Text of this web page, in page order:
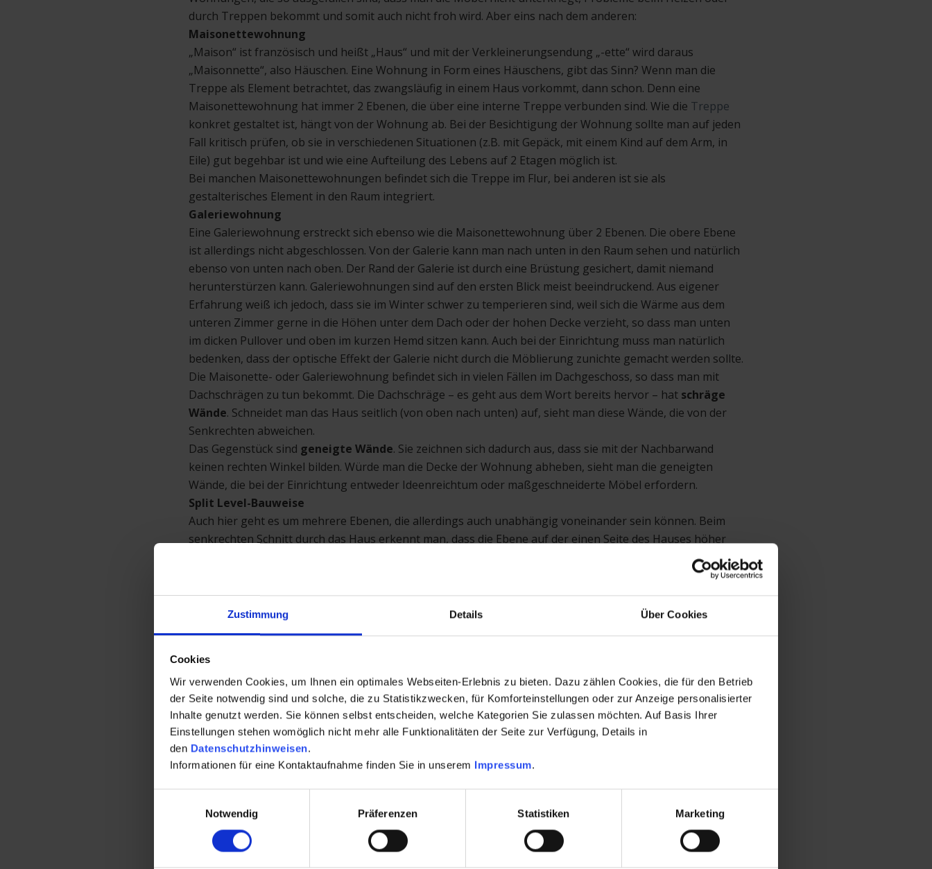
Zustimmung Details Über Cookies
Cookies
Wir verwenden Cookies, um Ihnen ein optimales Webseiten-Erlebnis zu bieten. Dazu zählen Cookies, die für den Betrieb
der Seite notwendig sind und solche, die zu Statistikzwecken, für Komforteinstellungen oder zur Anzeige personalisierter
Inhalte genutzt werden. Sie können selbst entscheiden, welche Kategorien Sie zulassen möchten. Auf Basis Ihrer
Einstellungen stehen womöglich nicht mehr alle Funktionalitäten der Seite zur Verfügung, Details in
den Datenschutzhinweisen.
Informationen für eine Kontaktaufnahme finden Sie in unserem Impressum.
Notwendig
Präferenzen Statistiken Marketing
durch Treppen bekommt und somit auch nicht froh wird. Aber eins nach dem anderen:
Maisonettewohnung
„Maison“ ist französisch und heißt „Haus“ und mit der Verkleinerungsendung „-ette“ wird daraus
„Maisonnette“, also Häuschen. Eine Wohnung in Form eines Häuschens, gibt das Sinn? Wenn man die
Treppe als Element betrachtet, das zwangsläufig in einem Haus vorkommt, dann schon. Denn eine
Maisonettewohnung hat immer 2 Ebenen, die über eine interne Treppe verbunden sind. Wie die Treppe
konkret gestaltet ist, hängt von der Wohnung ab. Bei der Besichtigung der Wohnung sollte man auf jeden
Fall kritisch prüfen, ob sie in verschiedenen Situationen (z.B. mit Gepäck, mit einem Kind auf dem Arm, in
Eile) gut begehbar ist und wie eine Aufteilung des Lebens auf 2 Etagen möglich ist.
Bei manchen Maisonettewohnungen befindet sich die Treppe im Flur, bei anderen ist sie als
gestalterisches Element in den Raum integriert.
Galeriewohnung
Eine Galeriewohnung erstreckt sich ebenso wie die Maisonettewohnung über 2 Ebenen. Die obere Ebene
ist allerdings nicht abgeschlossen. Von der Galerie kann man nach unten in den Raum sehen und natürlich
ebenso von unten nach oben. Der Rand der Galerie ist durch eine Brüstung gesichert, damit niemand
herunterstürzen kann. Galeriewohnungen sind auf den ersten Blick meist beeindruckend. Aus eigener
Erfahrung weiß ich jedoch, dass sie im Winter schwer zu temperieren sind, weil sich die Wärme aus dem
unteren Zimmer gerne in die Höhen unter dem Dach oder der hohen Decke verzieht, so dass man unten
im dicken Pullover und oben im kurzen Hemd sitzen kann. Auch bei der Einrichtung muss man natürlich
bedenken, dass der optische Effekt der Galerie nicht durch die Möblierung zunichte gemacht werden sollte.
Die Maisonette- oder Galeriewohnung befindet sich in vielen Fällen im Dachgeschoss, so dass man mit
Dachschrägen zu tun bekommt. Die Dachschräge – es geht aus dem Wort bereits hervor – hat schräge
Wände. Schneidet man das Haus seitlich (von oben nach unten) auf, sieht man diese Wände, die von der
Senkrechten abweichen.
Das Gegenstück sind geneigte Wände. Sie zeichnen sich dadurch aus, dass sie mit der Nachbarwand
keinen rechten Winkel bilden. Würde man die Decke der Wohnung abheben, sieht man die geneigten
Wände, die bei der Einrichtung entweder Ideenreichtum oder maßgeschneiderte Möbel erfordern.
Split Level-Bauweise
Auch hier geht es um mehrere Ebenen, die allerdings auch unabhängig voneinander sein können. Beim
senkrechten Schnitt durch das Haus erkennt man, dass die Ebene auf der einen Seite des Hauses höher
Grund für diese unterschiedlichen Ebenen kann die Tatsache sein, dass das Grundstück am Hang liegt
oder dass nur ein Teil des Hauses unterkellert werden kann, die Oberkante des Keller aber nur auf einer
Seite dem Niveau des Grundes entspricht.
Bewegungsmangel wird man nicht klagen können.
Ein Kommentar
Ich
04.03.2011